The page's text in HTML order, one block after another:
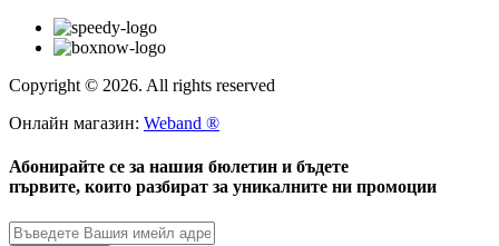
Copyright © 2026. All rights reserved
Онлайн магазин: Weband ®
Абонирайте се за нашия бюлетин и бъдете
първите, които разбират за уникалните ни промоции